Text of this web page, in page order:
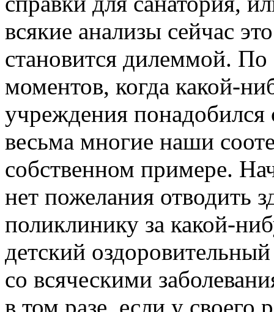
всякие анализы сейчас
становится дилеммой. По
моментов, когда какой-
учреждения понадобился
весьма многие наши
собственном примере.
нет пожелания отводить
поликлинику за какой-
детский
со всяческими
в том разе, если у своего